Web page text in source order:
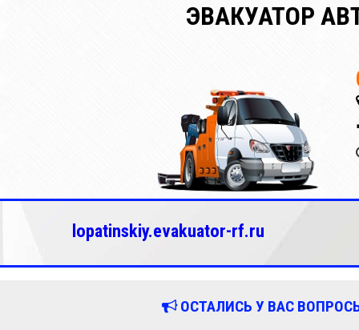
ЭВАКУАТОР
lopatinskiy.evakuator-rf.ru
ОСТАЛИСЬ У ВАС